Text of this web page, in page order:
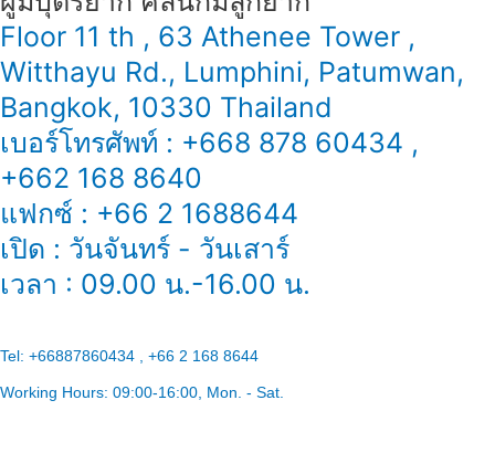
Floor 11 th , 63 Athenee Tower ,
Witthayu Rd., Lumphini, Patumwan,
Bangkok, 10330 Thailand
เบอร์โทรศัพท์ : +668 878 60434 ,
+662 168 8640
แฟกซ์ : +66 2 1688644
เปิด : วันจันทร์ - วันเสาร์
เวลา : 09.00 น.-16.00 น.
Tel: +66887860434 , +66 2 168 8644
Working Hours: 09:00-16:00 , Mon. - Sat.